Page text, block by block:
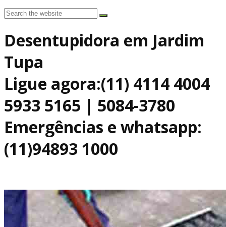
Desentupidora em Jardim
Tupa
Ligue agora:(11) 4114 4004
5933 5165 | 5084-3780
Emergências e whatsapp:
(11)94893 1000